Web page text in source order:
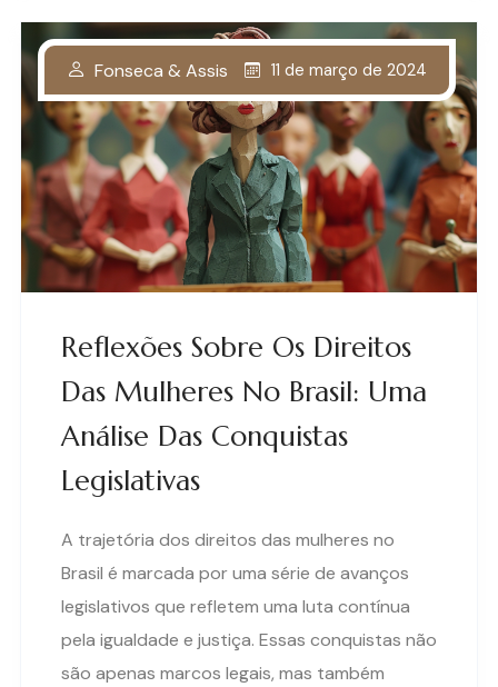
Reflexões Sobre Os Direitos
Das Mulheres No Brasil: Uma
Análise Das Conquistas
Legislativas
Fonseca & Assis 11 de março de 2024
A trajetória dos direitos das mulheres no
Brasil é marcada por uma série de avanços
legislativos que refletem uma luta contínua
pela igualdade e justiça. Essas conquistas não
são apenas marcos legais, mas também